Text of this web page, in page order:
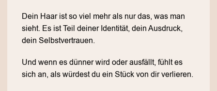
Dein Haar ist so viel mehr als nur das, was man
sieht. Es ist Teil deiner Identität, dein Ausdruck,
dein Selbstvertrauen.
Und wenn es dünner wird oder ausfällt, fühlt es
sich an, als würdest du ein Stück von dir verlieren.